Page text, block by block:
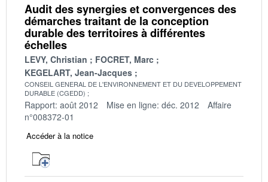
Audit des synergies et convergences des
démarches traitant de la conception
durable des territoires à différentes
échelles
LEVY, Christian
FOCRET, Marc
KEGELART, Jean-Jacques
CONSEIL GENERAL DE L'ENVIRONNEMENT ET DU DEVELOPPEMENT
DURABLE (CGEDD)
Rapport: août 2012 Mise en ligne: déc. 2012
Affaire
n°008372-01
Accéder à la notice